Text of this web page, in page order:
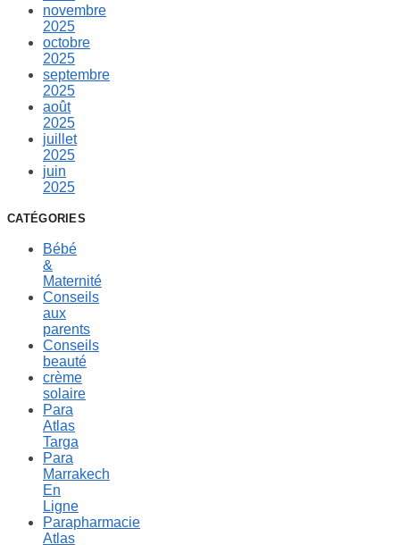
novembre
2025
octobre
2025
septembre
2025
août
2025
juillet
2025
juin
2025
CATÉGORIES
Bébé
&
Maternité
Conseils
aux
parents
Conseils
beauté
crème
solaire
Para
Atlas
Targa
Para
Marrakech
En
Ligne
Parapharmacie
Atlas